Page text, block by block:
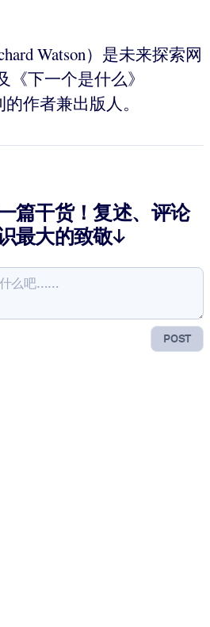
Watson）是未来探索网
下一个是什么》
的作者兼出版人。
篇干货！复述、评论
最大的致敬↓
POST